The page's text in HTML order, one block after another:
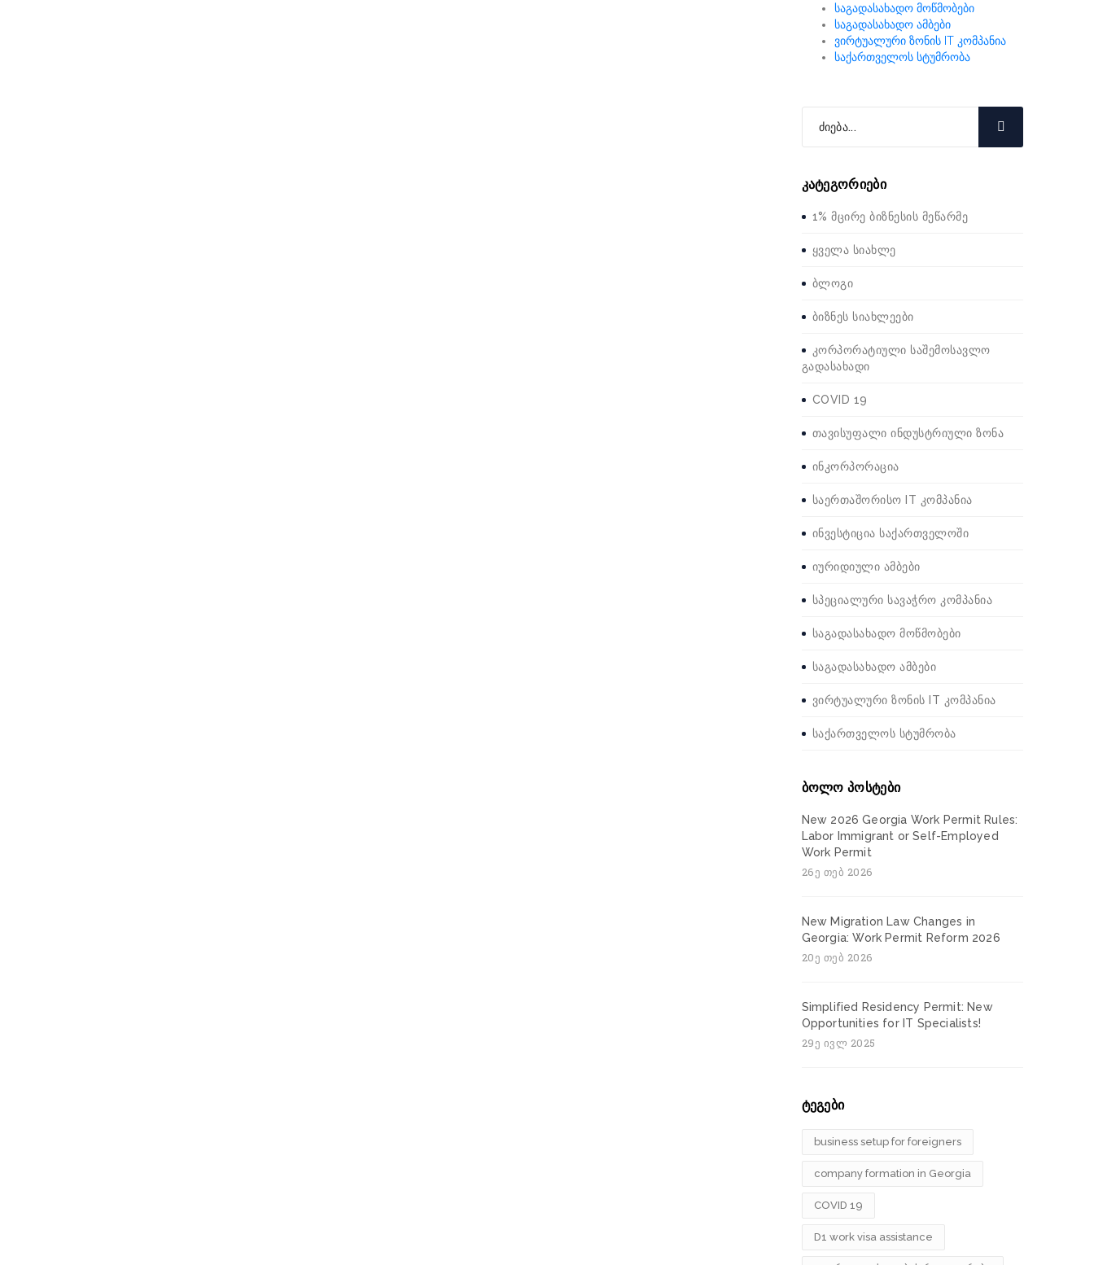
საგადასახადო მოწმობები
საგადასახადო ამბები
ვირტუალური ზონის IT კომპანია
საქართველოს სტუმრობა
კატეგორიები
1% მცირე ბიზნესის მეწარმე
ყველა სიახლე
ბლოგი
ბიზნეს სიახლეები
კორპორატიული საშემოსავლო
გადასახადი
COVID 19
თავისუფალი ინდუსტრიული ზონა
ინკორპორაცია
საერთაშორისო IT კომპანია
ინვესტიცია საქართველოში
იურიდიული ამბები
სპეციალური სავაჭრო კომპანია
საგადასახადო მოწმობები
საგადასახადო ამბები
ვირტუალური ზონის IT კომპანია
საქართველოს სტუმრობა
ბოლო პოსტები
New 2026 Georgia Work Permit Rules:
Labor Immigrant or Self-Employed
Work Permit
26ე თებ 2026
New Migration Law Changes in
Georgia: Work Permit Reform 2026
20ე თებ 2026
Simplified Residency Permit: New
Opportunities for IT Specialists!
29ე ივლ 2025
ტეგები
business setup for foreigners
company formation in Georgia
COVID 19
D1 work visa assistance